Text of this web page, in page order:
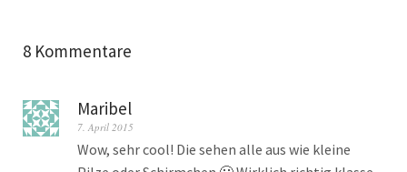
8 Kommentare
Maribel
7. April 2015
Wow, sehr cool! Die sehen alle aus wie kleine